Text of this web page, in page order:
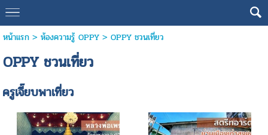
หน้าแรก> ห้องความรู้ OPPY > OPPY ชวนเที่ยว
OPPY ชวนเที่ยว
ครูเจี๊ยบพาเที่ยว